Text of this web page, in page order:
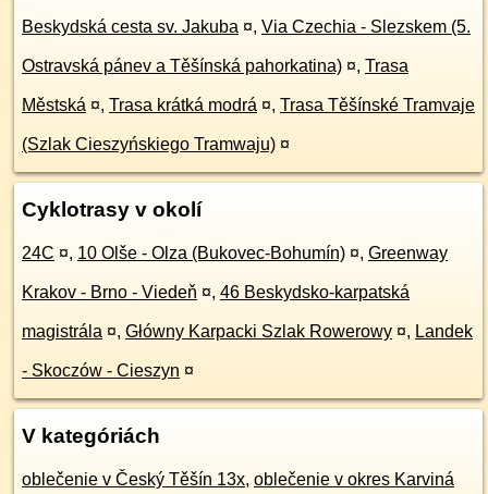
Beskydská cesta sv. Jakuba ¤, Via Czechia - Slezskem (5.
Ostravská pánev a Těšínská pahorkatina) ¤, Trasa
Městská ¤, Trasa krátká modrá ¤, Trasa Těšínské Tramvaje
(Szlak Cieszyńskiego Tramwaju) ¤
Cyklotrasy v okolí
24C ¤, 10 Olše - Olza (Bukovec-Bohumín) ¤, Greenway
Krakov - Brno - Viedeň ¤, 46 Beskydsko-karpatská
magistrála ¤, Główny Karpacki Szlak Rowerowy ¤, Landek
- Skoczów - Cieszyn ¤
V kategóriách
oblečenie v Český Těšín 13x, oblečenie v okres Karviná